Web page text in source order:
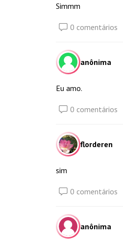
Simmm
0 comentários
anônima
Eu amo.
0 comentários
florderen
sim
0 comentários
anônima